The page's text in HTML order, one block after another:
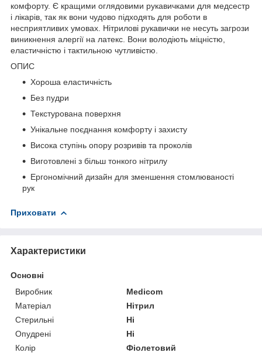
комфорту. Є кращими оглядовими рукавичками для медсестр
і лікарів, так як вони чудово підходять для роботи в
несприятливих умовах. Нітрилові рукавички не несуть загрози
виникнення алергії на латекс. Вони володіють міцністю,
еластичністю і тактильною чутливістю.
ОПИС
Хороша еластичність
Без пудри
Текстурована поверхня
Унікальне поєднання комфорту і захисту
Висока ступінь опору розривів та проколів
Виготовлені з більш тонкого нітрилу
Ергономічний дизайн для зменшення стомлюваності
рук
Приховати
Характеристики
Основні
Виробник
Medicom
Матеріал
Нітрил
Стерильні
Ні
Опудрені
Ні
Колір
Фіолетовий